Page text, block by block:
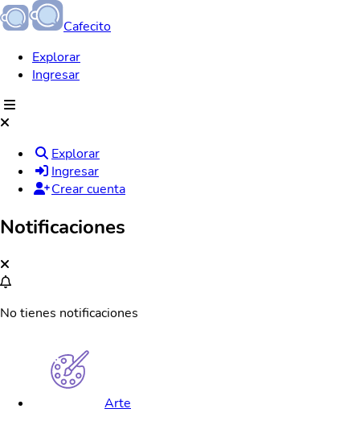
Cafecito
Explorar
Ingresar
Explorar
Ingresar
Crear cuenta
Notificaciones
No tienes notificaciones
Arte